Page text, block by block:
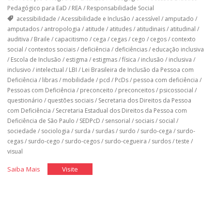
Pedagógico para EaD / REA/ Responsabilidade Social
acessibilidade /Acessibilidade e Inclusão / acessível / amputado /
amputados/ antropologia / atitude / atitudes/ atitudinais/ atitudinal /
auditiva / Braile / capacitismo / cega / cegas/ cego / cegos/ contexto
social / contextos sociais/ deficiência / deficiências/ educação inclusiva
/ Escola de Inclusão / estigma / estigmas/física / inclusão / inclusiva /
inclusivo / intelectual / LBI / Lei Brasileira de Inclusão da Pessoa com
Deficiência / libras/ mobilidade / pcd / PcDs/ pessoa com deficiência /
Pessoas com Deficiência / preconceito / preconceitos/ psicossocial /
questionário / questões sociais/ Secretaria dos Direitos da Pessoa
com Deficiência / Secretaria Estadual dos Direitos da Pessoa com
Deficiência de São Paulo / SEDPcD / sensorial / sociais/ social /
sociedade / sociologia / surda / surdas/ surdo / surdo-cega / surdo-
cegas/ surdo-cego / surdo-cegos/ surdo-cegueira / surdos/teste /
visual
Saiba Mais"Qual
Visite"Qual